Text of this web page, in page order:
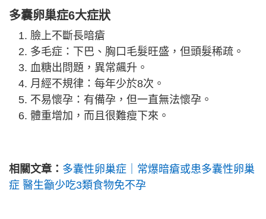
多囊卵巢症6大症狀
臉上不斷長暗瘡
多毛症：下巴、胸口毛髮旺盛，但頭髮稀疏。
血糖出問題，異常飆升。
月經不規律：每年少於8次。
不易懷孕：有備孕，但一直無法懷孕。
體重增加，而且很難瘦下來。
相關文章： 多囊性卵巢症｜常爆暗瘡或患多囊性卵巢
症 醫生籲少吃3類食物免不孕